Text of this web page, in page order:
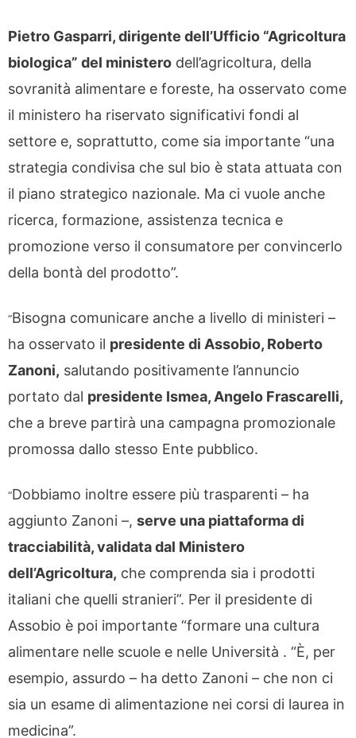
Pietro Gasparri, dirigente dell’Ufficio “Agricoltura
biologica” del ministero dell’agricoltura, della
sovranità alimentare e foreste, ha osservato come
il ministero ha riservato significativi fondi al
settore e, soprattutto, come sia importante “una
strategia condivisa che sul bio è stata attuata con
il piano strategico nazionale. Ma ci vuole anche
ricerca, formazione, assistenza tecnica e
promozione verso il consumatore per convincerlo
della bontà del prodotto”.
“Bisogna comunicare anche a livello di ministeri –
ha osservato il presidente di Assobio, Roberto
Zanoni, salutando positivamente l’annuncio
portato dal presidente Ismea, Angelo Frascarelli,
che a breve partirà una campagna promozionale
promossa dallo stesso Ente pubblico.
“Dobbiamo inoltre essere più trasparenti – ha
aggiunto Zanoni –, serve una piattaforma di
tracciabilità, validata dal Ministero
dell’Agricoltura, che comprenda sia i prodotti
italiani che quelli stranieri”. Per il presidente di
Assobio è poi importante “formare una cultura
alimentare nelle scuole e nelle Università . “È, per
esempio, assurdo – ha detto Zanoni – che non ci
sia un esame di alimentazione nei corsi di laurea in
medicina”.